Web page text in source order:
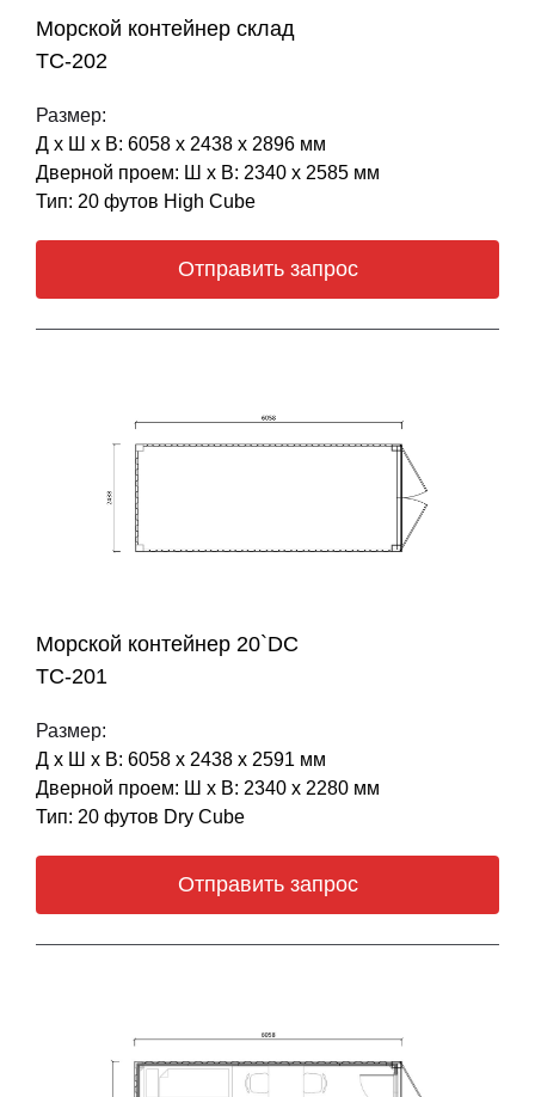
Морской контейнер склад
ТС-202
Размер:
Д х Ш х В: 6058 х 2438 х 2896 мм
Дверной проем: Ш х В: 2340 х 2585 мм
Тип: 20 футов High Cube
Отправить запрос
Морской контейнер 20`DC
ТС-201
Размер:
Д х Ш х В: 6058 х 2438 х 2591 мм
Дверной проем: Ш х В: 2340 х 2280 мм
Тип: 20 футов Dry Cube
Отправить запрос